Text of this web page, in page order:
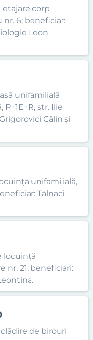
etajare corp
nr. 6; beneficiar:
Leon
unifamilială
str. Ilie
Călin și
unifamilială,
Tălnaci
locuință
nr. 21; beneficiari:
de birouri